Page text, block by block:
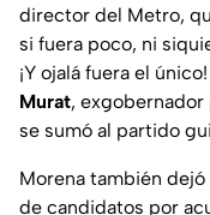
director del Metro,
si fuera poco, ni
¡Y ojalá fuera el
Murat,
se sumó al partido
Morena también
de candidatos por